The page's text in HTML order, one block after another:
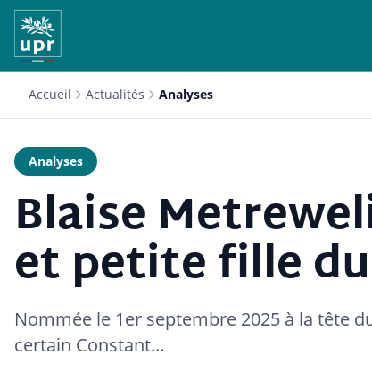
Accueil Actualités Analyses
Analyses
Blaise
et petite fille
Nommée le 1er septembre 2025 à la tête
certain Constant…